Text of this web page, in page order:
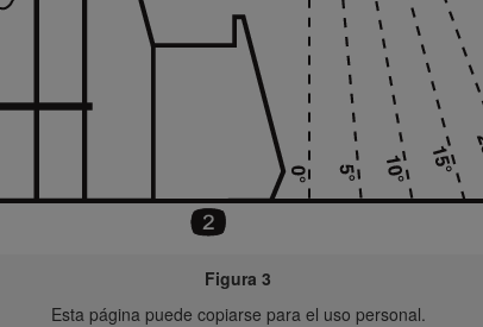
Figura 3
Esta página puede copiarse para el uso personal.